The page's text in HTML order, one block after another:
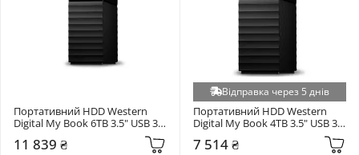
Портативний HDD Western
Digital My Book 6TB 3.5" USB 3.0
Black (WDBBGB0060HBK-EESN)
11 839 ₴
Відправка через 5 днів
Портативний HDD Western
Digital My Book 4TB 3.5" USB 3.0
Black (WDBBGB0040HBK-EESN)
7 514 ₴